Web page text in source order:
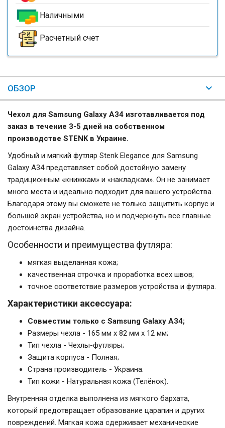
Наличными
Расчетный счет
ОБЗОР
Чехол для Samsung Galaxy A34 изготавливается под
заказ в течение 3-5 дней на собственном
производстве STENK в Украине.
Удобный и мягкий футляр Stenk Elegance для Samsung
Galaxy A34 представляет собой достойную замену
традиционным «книжкам» и «накладкам». Он не занимает
много места и идеально подходит для вашего устройства.
Благодаря этому вы сможете не только защитить корпус и
большой экран устройства, но и подчеркнуть все главные
достоинства дизайна.
Особенности и преимущества футляра:
мягкая выделанная кожа;
качественная строчка и проработка всех швов;
точное соответствие размеров устройства и футляра.
Характеристики аксессуара:
Совместим только с Samsung Galaxy A34;
Размеры чехла - 165 мм x 82 мм x 12 мм;
Тип чехла - Чехлы-футляры;
Защита корпуса - Полная;
Страна производитель - Украина.
Тип кожи - Натуральная кожа (Телёнок).
Внутренняя отделка выполнена из мягкого бархата,
который предотвращает образование царапин и других
повреждений. Мягкая кожа сдерживает механические